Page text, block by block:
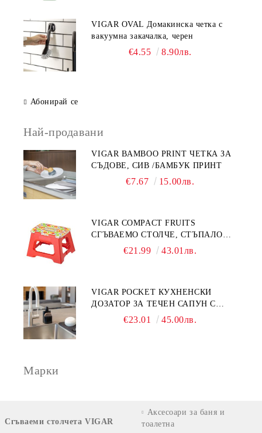
VIGAR OVAL Домакинска четка с
вакуумна закачалка, черен
€4.55 8.90лв.
Абонирай се
Най-продавани
VIGAR BAMBOO PRINT ЧЕТКА ЗА
СЪДОВЕ, СИВ /БАМБУК ПРИНТ
€7.67 15.00лв.
VIGAR COMPACT FRUITS
СГЪВАЕМО СТОЛЧЕ, СТЪПАЛО
23СМ, ПЛОДОВЕ
€21.99 43.01лв.
VIGAR POCKET КУХНЕНСКИ
ДОЗАТОР ЗА ТЕЧЕН САПУН С
МЯСТО ЗА ГЪБА, ЧЕРЕН
€23.01 45.00лв.
Марки
Сгъваеми столчета VIGAR
Аксесоари за баня и
тоалетна